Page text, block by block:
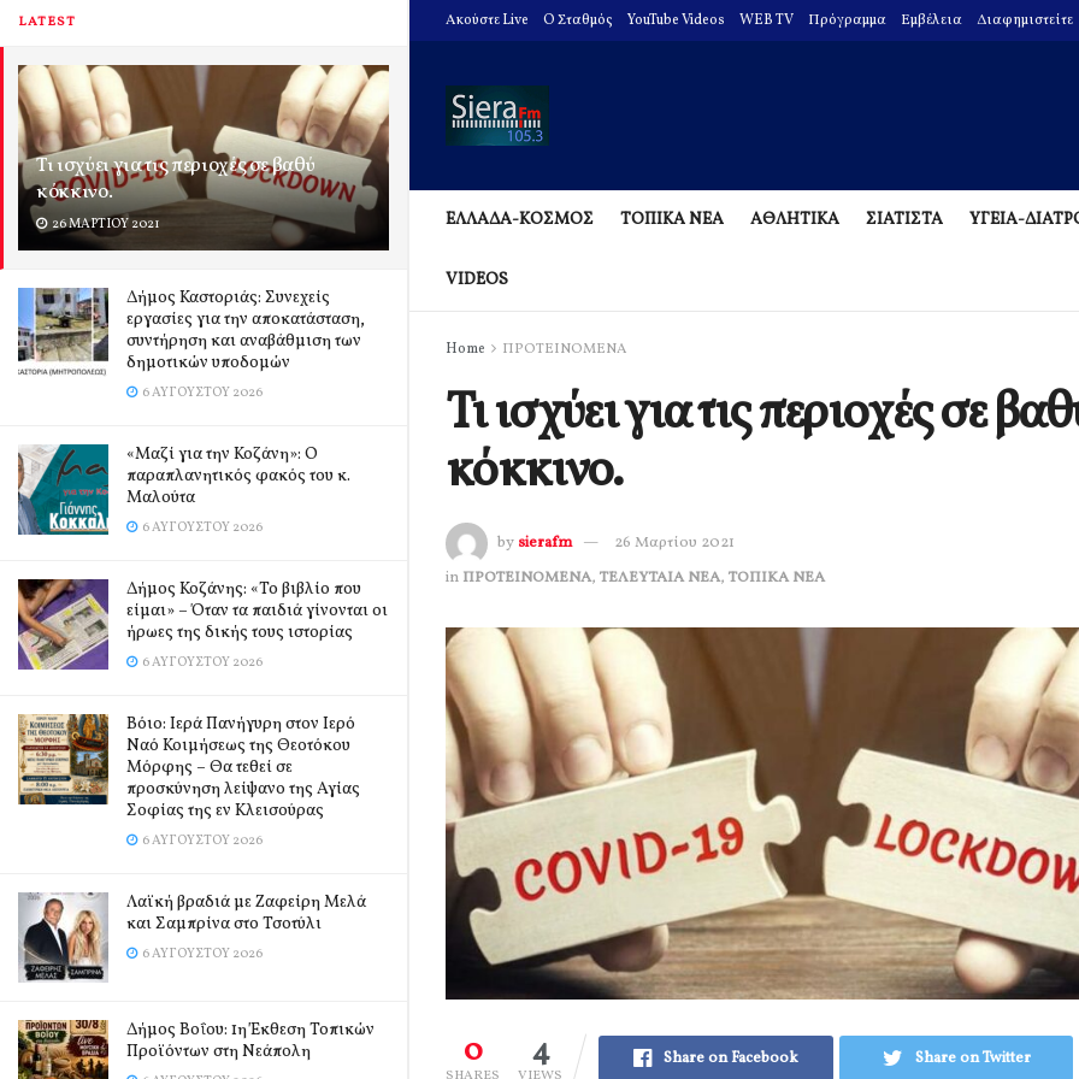
LATEST
Τι ισχύει για τις περιοχές σε βαθύ
κόκκινο.
26 ΜΑΡΤΊΟΥ 2021
Δήμος Καστοριάς: Συνεχείς
εργασίες για την αποκατάσταση,
συντήρηση και αναβάθμιση των
δημοτικών υποδομών
6 ΑΥΓΟΎΣΤΟΥ 2026
«Μαζί για την Κοζάνη»: Ο
παραπλανητικός φακός του κ.
Μαλούτα
6 ΑΥΓΟΎΣΤΟΥ 2026
Δήμος Κοζάνης: «Το βιβλίο που
είμαι» – Όταν τα παιδιά γίνονται οι
ήρωες της δικής τους ιστορίας
6 ΑΥΓΟΎΣΤΟΥ 2026
Βόιο: Ιερά Πανήγυρη στον Ιερό
Ναό Κοιμήσεως της Θεοτόκου
Μόρφης – Θα τεθεί σε
προσκύνηση λείψανο της Αγίας
Σοφίας της εν Κλεισούρας
6 ΑΥΓΟΎΣΤΟΥ 2026
Λαϊκή βραδιά με Ζαφείρη Μελά
και Σαμπρίνα στο Τσοτύλι
6 ΑΥΓΟΎΣΤΟΥ 2026
Δήμος Βοΐου: 1η Έκθεση Τοπικών
Προϊόντων στη Νεάπολη
Ακούστε Live O Σταθμός YouTube Videos WEB TV Πρόγραμμα Εμβέλεια Διαφημιστείτε
ΕΛΛΑΔΑ-ΚΟΣΜΟΣ ΤΟΠΙΚΑ ΝΕΑ ΑΘΛΗΤΙΚΑ ΣΙΑΤΙΣΤΑ ΥΓΕΙΑ-
VIDEOS
Home ΠΡΟΤΕΙΝΟΜΕΝΑ
Τι ισχύει για τις περιοχές σε
κόκκινο.
by sierafm
26 Μαρτίου 2021
in ΠΡΟΤΕΙΝΟΜΕΝΑ, ΤΕΛΕΥΤΑΙΑ ΝΕΑ, ΤΟΠΙΚΑ ΝΕΑ
0 4 Share on Facebook Share on Twitter